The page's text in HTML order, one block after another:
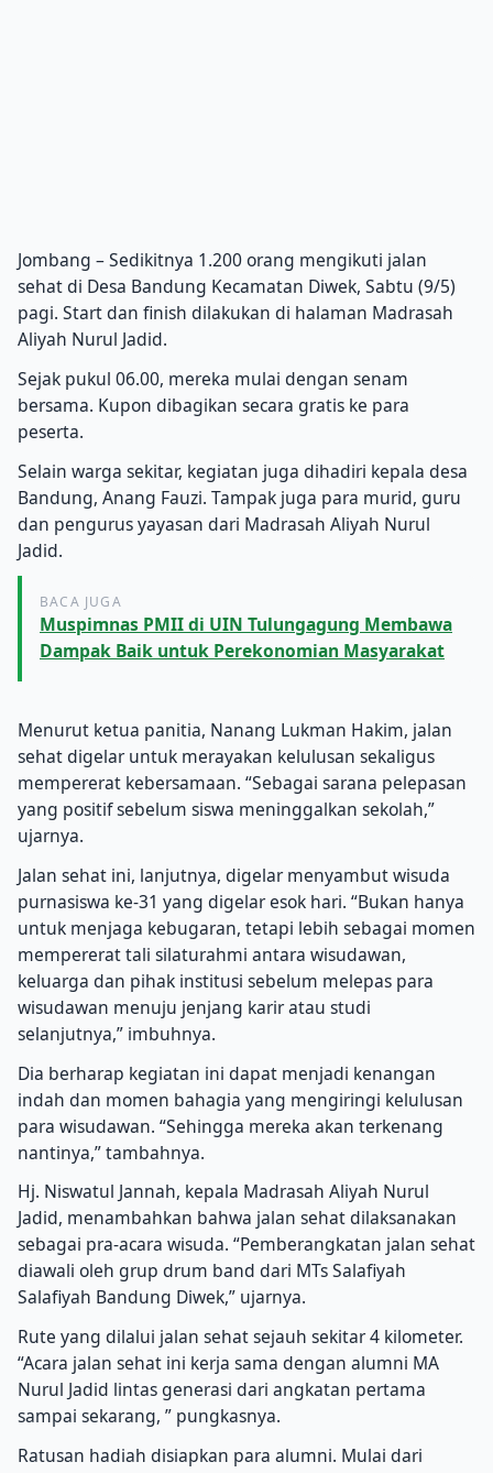
Jombang – Sedikitnya 1.200 orang mengikuti jalan
sehat di Desa Bandung Kecamatan Diwek, Sabtu (9/5)
pagi. Start dan finish dilakukan di halaman Madrasah
Aliyah Nurul Jadid.
Sejak pukul 06.00, mereka mulai dengan senam
bersama. Kupon dibagikan secara gratis ke para
peserta.
Selain warga sekitar, kegiatan juga dihadiri kepala desa
Bandung, Anang Fauzi. Tampak juga para murid, guru
dan pengurus yayasan dari Madrasah Aliyah Nurul
Jadid.
BACA JUGA
Muspimnas PMII di UIN Tulungagung Membawa
Dampak Baik untuk Perekonomian Masyarakat
Menurut ketua panitia, Nanang Lukman Hakim, jalan
sehat digelar untuk merayakan kelulusan sekaligus
mempererat kebersamaan. “Sebagai sarana pelepasan
yang positif sebelum siswa meninggalkan sekolah,”
ujarnya.
Jalan sehat ini, lanjutnya, digelar menyambut wisuda
purnasiswa ke-31 yang digelar esok hari. “Bukan hanya
untuk menjaga kebugaran, tetapi lebih sebagai momen
mempererat tali silaturahmi antara wisudawan,
keluarga dan pihak institusi sebelum melepas para
wisudawan menuju jenjang karir atau studi
selanjutnya,” imbuhnya.
Dia berharap kegiatan ini dapat menjadi kenangan
indah dan momen bahagia yang mengiringi kelulusan
para wisudawan. “Sehingga mereka akan terkenang
nantinya,” tambahnya.
Hj. Niswatul Jannah, kepala Madrasah Aliyah Nurul
Jadid, menambahkan bahwa jalan sehat dilaksanakan
sebagai pra-acara wisuda. “Pemberangkatan jalan sehat
diawali oleh grup drum band dari MTs Salafiyah
Salafiyah Bandung Diwek,” ujarnya.
Rute yang dilalui jalan sehat sejauh sekitar 4 kilometer.
“Acara jalan sehat ini kerja sama dengan alumni MA
Nurul Jadid lintas generasi dari angkatan pertama
sampai sekarang, ” pungkasnya.
Ratusan hadiah disiapkan para alumni. Mulai dari